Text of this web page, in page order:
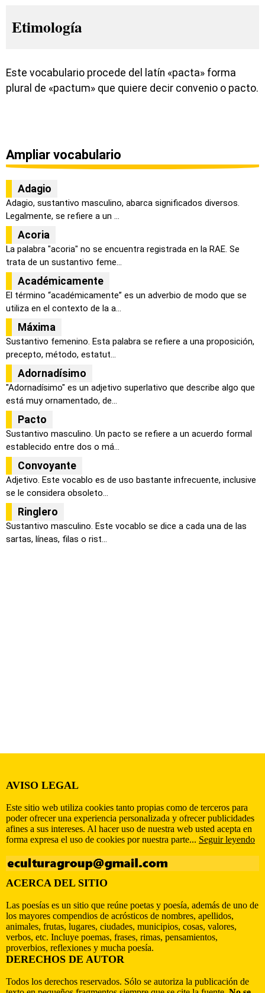
Etimología
Este vocabulario procede del latín «pacta» forma
plural de «pactum» que quiere decir convenio o pacto.
Ampliar vocabulario
Adagio
Adagio, sustantivo masculino, abarca significados diversos.
Legalmente, se refiere a un ...
Acoria
La palabra "acoria" no se encuentra registrada en la RAE. Se
trata de un sustantivo feme...
Académicamente
El término “académicamente” es un adverbio de modo que se
utiliza en el contexto de la a...
Máxima
Sustantivo femenino. Esta palabra se refiere a una proposición,
precepto, método, estatut...
Adornadísimo
"Adornadísimo" es un adjetivo superlativo que describe algo que
está muy ornamentado, de...
Pacto
Sustantivo masculino. Un pacto se refiere a un acuerdo formal
establecido entre dos o má...
Convoyante
Adjetivo. Este vocablo es de uso bastante infrecuente, inclusive
se le considera obsoleto...
Ringlero
Sustantivo masculino. Este vocablo se dice a cada una de las
sartas, líneas, filas o rist...
AVISO LEGAL
Este sitio web utiliza cookies tanto propias como de terceros para
poder ofrecer una experiencia personalizada y ofrecer publicidades
afines a sus intereses. Al hacer uso de nuestra web usted acepta en
forma expresa el uso de cookies por nuestra parte... Seguir leyendo
ACERCA DEL SITIO
Las poesías es un sitio que reúne poetas y poesía, además de uno de
los mayores compendios de acrósticos de nombres, apellidos,
animales, frutas, lugares, ciudades, municipios, cosas, valores,
verbos, etc. Incluye poemas, frases, rimas, pensamientos,
proverbios, reflexiones y mucha poesía.
DERECHOS DE AUTOR
Todos los derechos reservados. Sólo se autoriza la publicación de